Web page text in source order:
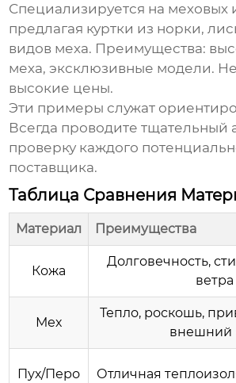
Специализируется на меховых
предлагая куртки из норки,
видов меха. Преимущества:
меха, эксклюзивные модели.
высокие цены.
Эти примеры служат
Всегда проводите тщательный
проверку каждого
поставщика.
Таблица Сравнения
Материал Преимущества
Кожа
Долговечность,
ветра
Мех
Тепло, роскошь,
внешний
Пух/Перо Отличная